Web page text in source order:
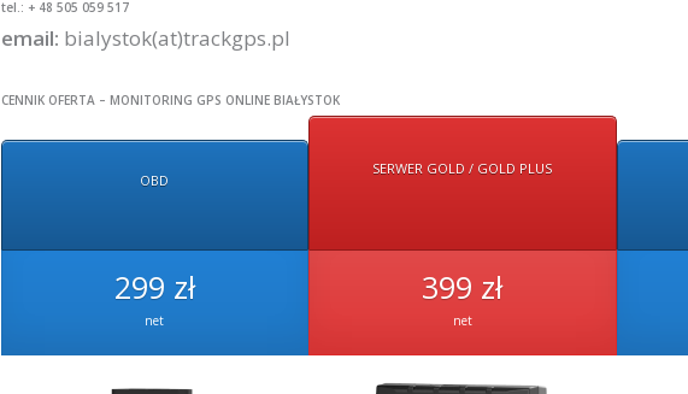
tel.: + 48 505 059 517
email: bialystok(at)trackgps.pl
CENNIK OFERTA – MONITORING GPS ONLINE BIAŁYSTOK
OBD
299 zł
net
SERWER GOLD / GOLD PLUS
399 zł
net